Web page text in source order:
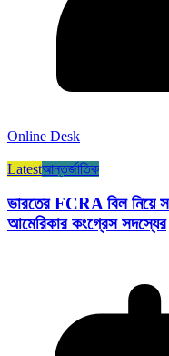
Online Desk
Latestআন্তর্জাতিক
ভারতের FCRA বিল নিয়ে
আমেরিকার কংগ্রেস সদস্যের